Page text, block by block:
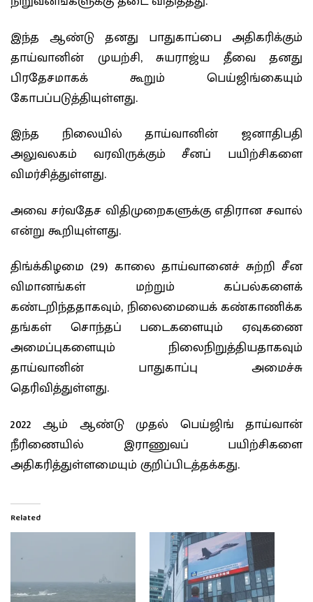
இந்த ஆண்டு தனது பாதுகாப்பை அதிகரிக்கும்
தாய்வானின் முயற்சி, சுயராஜ்ய தீவை தனது
பிரதேசமாகக் கூறும் பெய்ஜிங்கையும்
கோபப்படுத்தியுள்ளது.
இந்த நிலையில் தாய்வானின் ஜனாதிபதி
அலுவலகம் வரவிருக்கும் சீனப் பயிற்சிகளை
விமர்சித்துள்ளது.
அவை சர்வதேச விதிமுறைகளுக்கு எதிரான சவால்
என்று கூறியுள்ளது.
திங்க்கிழமை (29) காலை தாய்வானைச் சுற்றி சீன
விமானங்கள் மற்றும் கப்பல்களைக்
கண்டறிந்ததாகவும், நிலைமையைக் கண்காணிக்க
தங்கள் சொந்தப் படைகளையும் ஏவுகணை
அமைப்புகளையும் நிலைநிறுத்தியதாகவும்
தாய்வானின் பாதுகாப்பு அமைச்சு
தெரிவித்துள்ளது.
2022 ஆம் ஆண்டு முதல் பெய்ஜிங் தாய்வான்
நீரிணையில் இராணுவப் பயிற்சிகளை
அதிகரித்துள்ளமையும் குறிப்பிடத்தக்கது.
Related